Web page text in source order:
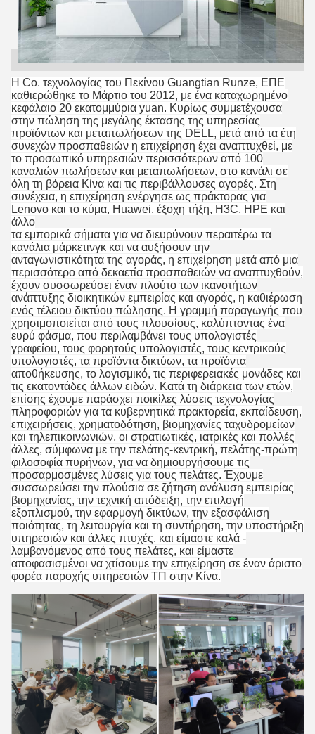
Η Co. τεχνολογίας του Πεκίνου Guangtian Runze, ΕΠΕ
καθιερώθηκε το Μάρτιο του 2012, με ένα καταχωρημένο
κεφάλαιο 20 εκατομμύρια yuan. Κυρίως συμμετέχουσα
στην πώληση της μεγάλης έκτασης της υπηρεσίας
προϊόντων και μεταπωλήσεων της DELL, μετά από τα έτη
συνεχών προσπαθειών η επιχείρηση έχει αναπτυχθεί, με
το προσωπικό υπηρεσιών περισσότερων από 100
καναλιών πωλήσεων και μεταπωλήσεων, στο κανάλι σε
όλη τη βόρεια Κίνα και τις περιβάλλουσες αγορές. Στη
συνέχεια, η επιχείρηση ενέργησε ως πράκτορας για
Lenovo και το κύμα, Huawei, έξοχη τήξη, H3C, HPE και
άλλο
τα εμπορικά σήματα για να διευρύνουν περαιτέρω τα
κανάλια μάρκετινγκ και να αυξήσουν την
ανταγωνιστικότητα της αγοράς, η επιχείρηση μετά από μια
περισσότερο από δεκαετία προσπαθειών να αναπτυχθούν,
έχουν συσσωρεύσει έναν πλούτο των ικανοτήτων
ανάπτυξης διοικητικών εμπειρίας και αγοράς, η καθιέρωση
ενός τέλειου δικτύου πώλησης. Η γραμμή παραγωγής που
χρησιμοποιείται από τους πλουσίους, καλύπτοντας ένα
ευρύ φάσμα, που περιλαμβάνει τους υπολογιστές
γραφείου, τους φορητούς υπολογιστές, τους κεντρικούς
υπολογιστές, τα προϊόντα δικτύων, τα προϊόντα
αποθήκευσης, το λογισμικό, τις περιφερειακές μονάδες και
τις εκατοντάδες άλλων ειδών. Κατά τη διάρκεια των ετών,
επίσης έχουμε παράσχει ποικίλες λύσεις τεχνολογίας
πληροφοριών για τα κυβερνητικά πρακτορεία, εκπαίδευση,
επιχειρήσεις, χρηματοδότηση, βιομηχανίες ταχυδρομείων
και τηλεπικοινωνιών, οι στρατιωτικές, ιατρικές και πολλές
άλλες, σύμφωνα με την πελάτης-κεντρική, πελάτης-πρώτη
φιλοσοφία πυρήνων, για να δημιουργήσουμε τις
προσαρμοσμένες λύσεις για τους πελάτες. Έχουμε
συσσωρεύσει την πλούσια σε ζήτηση ανάλυση εμπειρίας
βιομηχανίας, την τεχνική απόδειξη, την επιλογή
εξοπλισμού, την εφαρμογή δικτύων, την εξασφάλιση
ποιότητας, τη λειτουργία και τη συντήρηση, την υποστήριξη
υπηρεσιών και άλλες πτυχές, και είμαστε καλά -
λαμβανόμενος από τους πελάτες, και είμαστε
αποφασισμένοι να χτίσουμε την επιχείρηση σε έναν άριστο
φορέα παροχής υπηρεσιών ΤΠ στην Κίνα.